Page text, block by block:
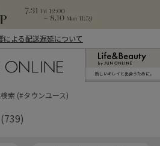
による配送遅延について
新しいキレイと出合うために。
索 (#タウンユース)
(739)